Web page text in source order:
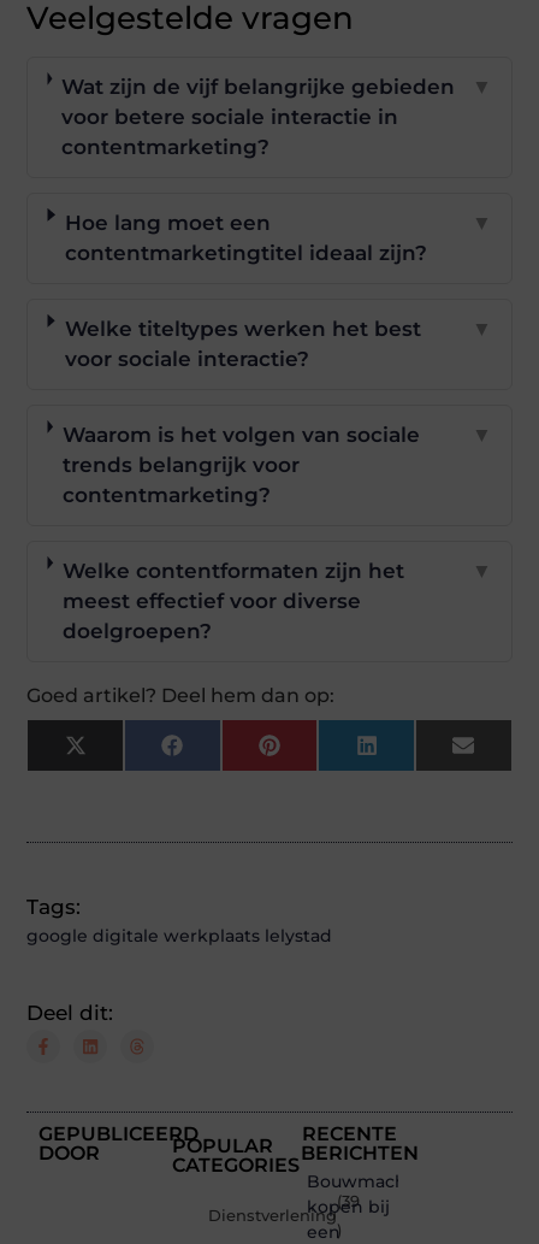
Veelgestelde vragen
Wat zijn de vijf belangrijke gebieden
voor betere sociale interactie in
contentmarketing?
▼
Hoe lang moet een
contentmarketingtitel ideaal zijn?
▼
Welke titeltypes werken het best
voor sociale interactie?
▼
Waarom is het volgen van sociale
trends belangrijk voor
contentmarketing?
▼
Welke contentformaten zijn het
meest effectief voor diverse
doelgroepen?
▼
Goed artikel? Deel hem dan op:
X
(Twitter)
FacebookPinterestLinkedInEmail
Tags:
google digitale werkplaats lelystad
Deel dit:
GEPUBLICEERD
DOOR
POPULAR
CATEGORIES
Dienstverlening
(39
)
RECENTE
BERICHTEN
Bouwmachines
kopen bij
een